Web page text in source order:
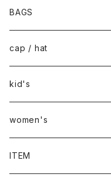
BAGS
cap / hat
kid's
women's
ITEM